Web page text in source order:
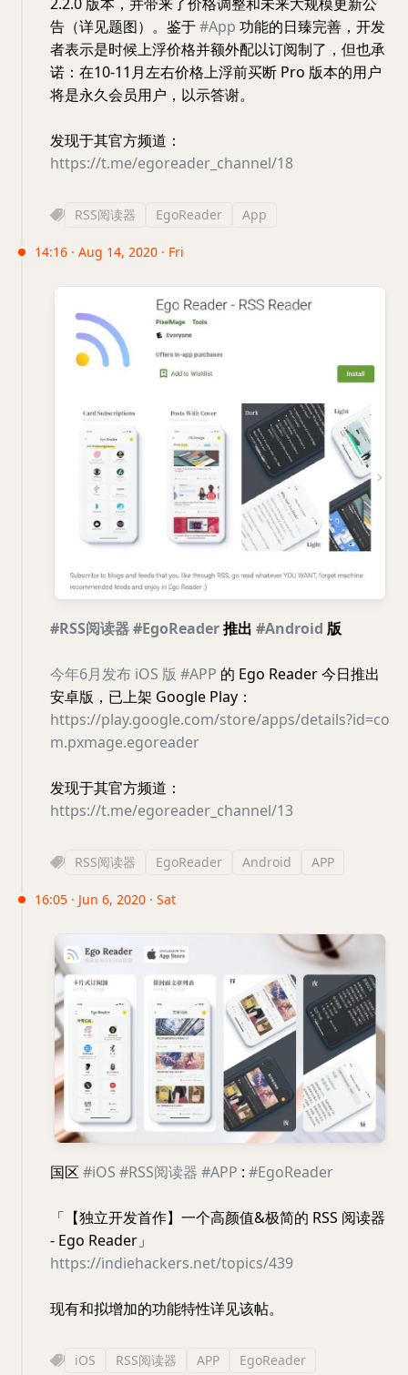
告（详见题图）。鉴于#App 功能的日臻完善，开发
者表示是时候上浮价格并额外配以订阅制了，但也承
诺：在10-11月左右价格上浮前买断 Pro 版本的用户
将是永久会员用户，以示答谢。
发现于其官方频道：
https://t.me/egoreader_channel/18
RSS阅读器 EgoReader App
14:16 · Aug 14, 2020 · Fri
#RSS阅读器#EgoReader推出 #Android 版
今年6月发布 iOS 版 #APP 的 Ego Reader 今日推出
安卓版，已上架 Google Play：
https://play.google.com/store/apps/details?id=co
m.pxmage.egoreader
发现于其官方频道：
https://t.me/egoreader_channel/13
RSS阅读器 EgoReader Android APP
16:05 · Jun 6, 2020 · Sat
国区 #iOS #RSS阅读器 #APP : #EgoReader
「【独立开发首作】一个高颜值&极简的 RSS 阅读器
- Ego Reader」
https://indiehackers.net/topics/439
现有和拟增加的功能特性详见该帖。
iOS RSS阅读器 APP EgoReader